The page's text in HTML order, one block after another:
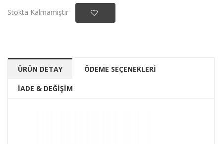
Stokta Kalmamıştır
ÜRÜN DETAY ÖDEME SEÇENEKLERİ
İADE & DEĞİŞİM